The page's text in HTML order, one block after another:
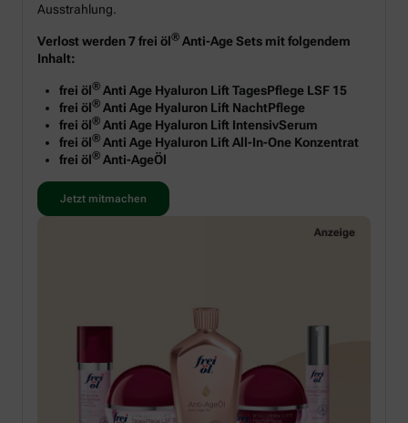
Ausstrahlung.
Verlost werden 7 frei öl® Anti-Age Sets mit folgendem
Inhalt:
frei öl® Anti Age Hyaluron Lift TagesPflege LSF 15
frei öl® Anti Age Hyaluron Lift NachtPflege
frei öl® Anti Age Hyaluron Lift IntensivSerum
frei öl® Anti Age Hyaluron Lift All-In-One Konzentrat
frei öl® Anti-AgeÖl
Jetzt mitmachen